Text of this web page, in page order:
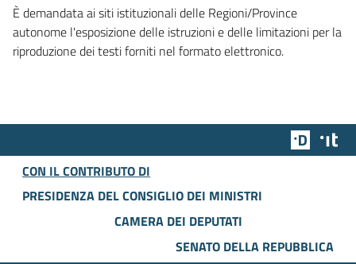
È demandata ai siti istituzionali delle Regioni/Province
autonome l'esposizione delle istruzioni e delle limitazioni per la
riproduzione dei testi forniti nel formato elettronico.
Team
CON IL CONTRIBUTO DI
PRESIDENZA DEL CONSIGLIO DEI MINISTRI
CAMERA DEI DEPUTATI
SENATO DELLA REPUBBLICA